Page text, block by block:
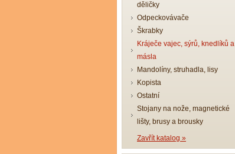
děličky
Odpeckovávače
Škrabky
Kráječe vajec, sýrů, knedlíků a
másla
Mandolíny, struhadla, lisy
Kopista
Ostatní
Stojany na nože, magnetické
lišty, brusy a brousky
Zavřít katalog »